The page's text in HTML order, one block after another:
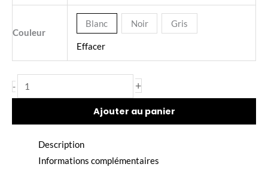
Couleur
Blanc Noir Gris
Effacer
-
la
+
Ajouter au panier
Description
Informations complémentaires